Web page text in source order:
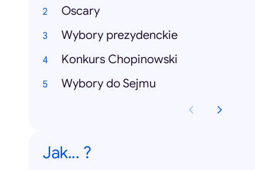
Oscary
Wybory prezydenckie
Konkurs Chopinowski
Wybory do Sejmu
Jak... ?